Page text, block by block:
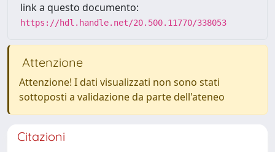
link a questo documento:
https://hdl.handle.net/20.500.11770/338053
Attenzione
Attenzione! I dati visualizzati non sono stati
sottoposti a validazione da parte dell'ateneo
Citazioni